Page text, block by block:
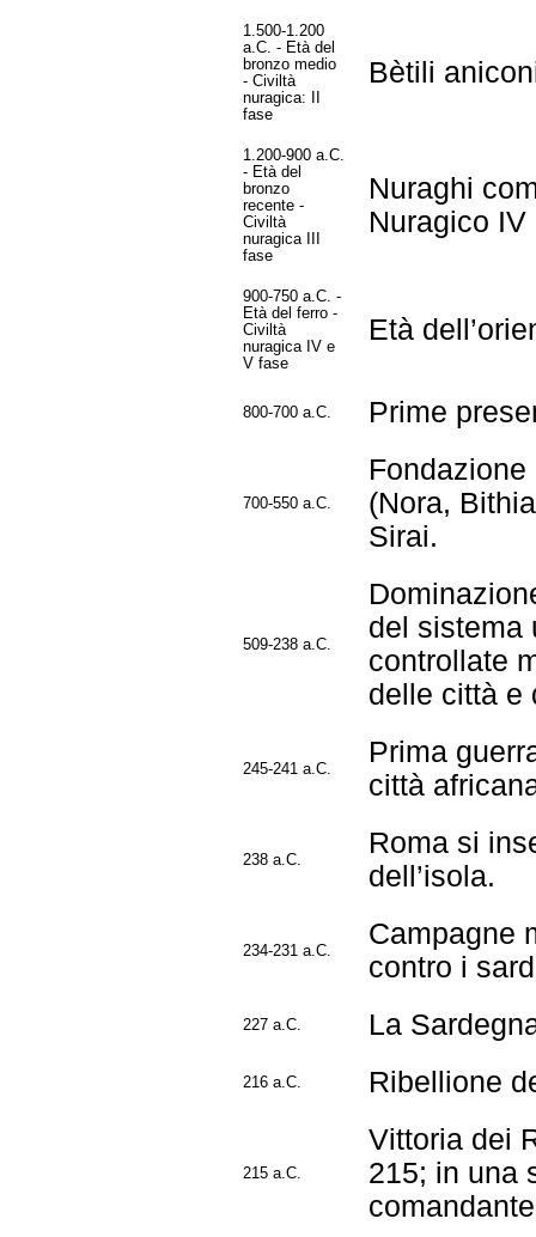
1.500-1.200
a.C. - Età del
bronzo medio
- Civiltà
nuragica: II
fase
Bètili
1.200-900 a.C.
- Età del
bronzo
recente -
Civiltà
nuragica III
fase
Nuraghi
Nuragico IV
900-750 a.C. -
Età del ferro -
Civiltà
nuragica IV e
V fase
Età
800-700 a.C. Prime
700-550 a.C.
(Nora,
Sirai.
509-238 a.C.
del sistema
controllate
delle città e
245-241 a.C.
Prima
città
238 a.C.
Roma si
dell’isola.
234-231 a.C.
Campagne
contro i
227 a.C. La
216 a.C. Ribellione
215 a.C.
Vittoria dei
215; in una